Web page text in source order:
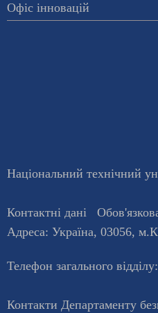
Офіс інновацій
Національний технічний
Контактні дані
Адреса: Україна, 03056, м.
Телефон загального відділу:
Контакти Департаменту